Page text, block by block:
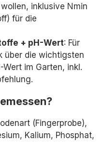
inklusive Nmin
für die
+ pH-Wert: Für
über die wichtigsten
im Garten, inkl.
(Fingerprobe),
Kalium, Phosphat,